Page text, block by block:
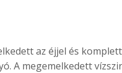
az éjjel és
A megemelkedett